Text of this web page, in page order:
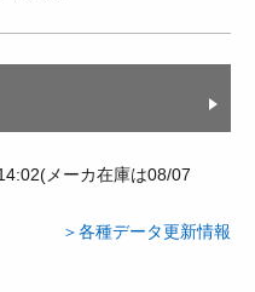
メーカ在庫は08/07
＞各種データ更新情報